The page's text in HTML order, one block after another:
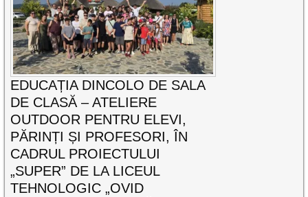
EDUCAȚIA DINCOLO DE SALA
DE CLASĂ – ATELIERE
OUTDOOR PENTRU ELEVI,
PĂRINȚI ȘI PROFESORI, ÎN
CADRUL PROIECTULUI
„SUPER” DE LA LICEUL
TEHNOLOGIC „OVID